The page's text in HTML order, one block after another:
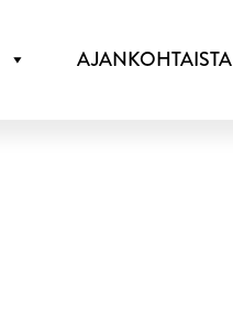
AJANKOHTAISTA